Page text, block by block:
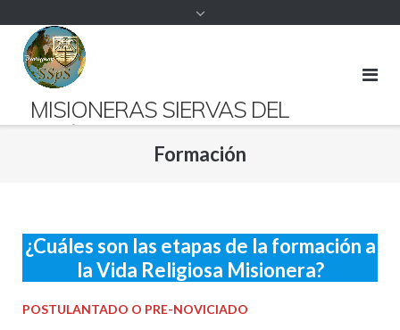
MISIONERAS SIERVAS DEL
Presentes desde 1952 en suelo guaraní.
Formación
¿Cuáles son las etapas de la formación a
la Vida Religiosa Misionera?
POSTULANTADO O PRE-NOVICIADO